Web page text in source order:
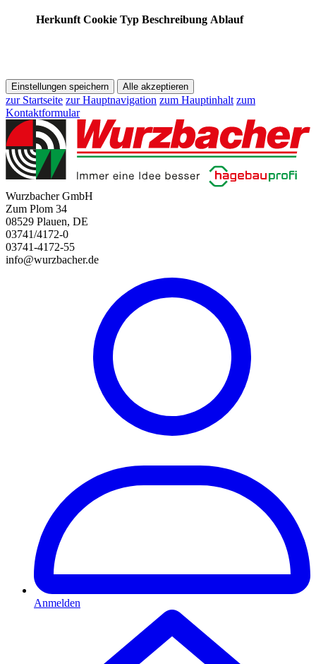
Herkunft Cookie Typ Beschreibung Ablauf
Einstellungen speichern Alle akzeptieren
zur Startseite zur Hauptnavigation zum Hauptinhalt zum
Kontaktformular
Wurzbacher GmbH
Zum Plom 34
08529 Plauen, DE
03741/4172-0
03741-4172-55
info@wurzbacher.de
Anmelden